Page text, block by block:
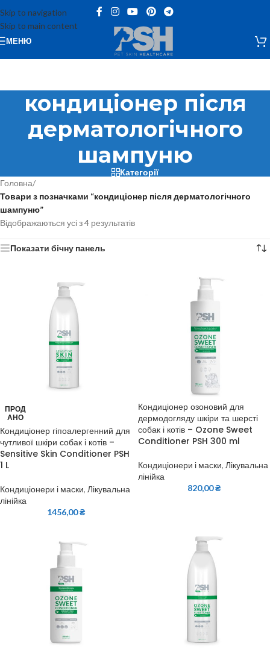
Skip to navigation
Skip to main content
МЕНЮ
кондиціонер після
дерматологічного
шампуню
Категорії
Головна/
Товари з позначками “кондиціонер після дерматологічного
шампуню”
Відображаються усі з 4 результатів
Показати бічну панель
ПРОД
АНО
Кондиціонер гіпоалергенний для
чутливої шкіри собак і котів –
Sensitive Skin Conditioner PSH
1 L
Кондиціонери і маски, Лікувальна
лінійка
1456,00₴
Кондиціонер озоновий для
дермодогляду шкіри та шерсті
собак і котів – Ozone Sweet
Conditioner PSH 300 ml
Кондиціонери і маски, Лікувальна
лінійка
820,00₴